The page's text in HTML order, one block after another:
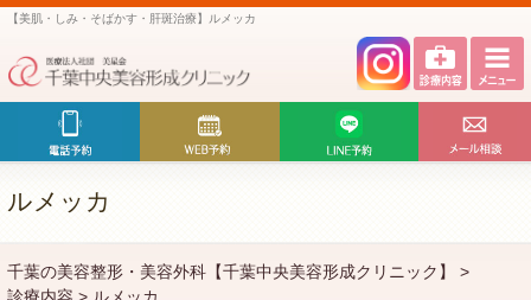
【美肌・しみ・そばかす・肝斑治療】ルメッカ
ルメッカ
千葉の美容整形・美容外科【千葉中央美容形成クリニック】
>